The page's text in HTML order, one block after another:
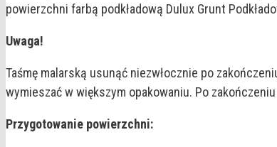
powierzchni farbą podkładową Dulux Grunt
Uwaga!
Taśmę malarską usunąć niezwłocznie po
wymieszać w większym opakowaniu. Po
Przygotowanie powierzchni: